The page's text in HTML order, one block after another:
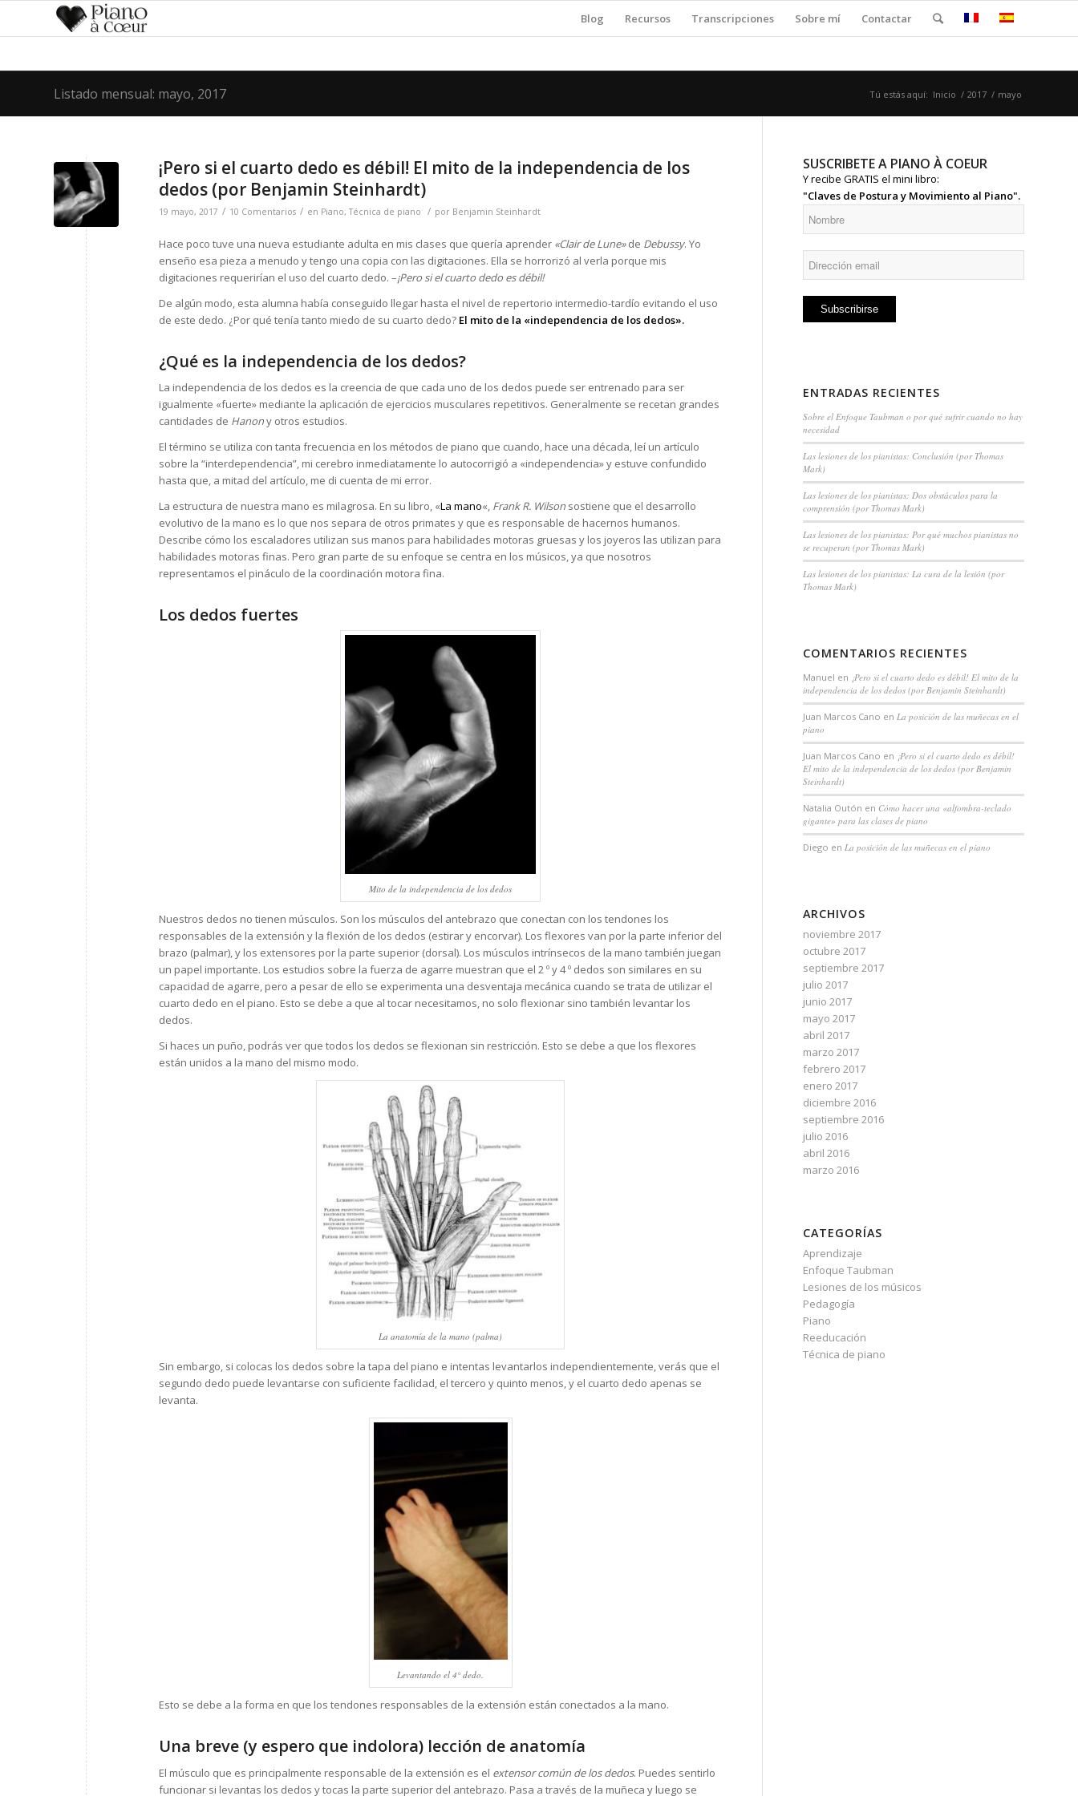
Blog Recursos Transcripciones Sobre mí Contactar
Listado mensual: mayo, 2017 Tú estás aquí: Inicio / 2017 / mayo
¡Pero si el cuarto dedo es débil! El mito de la independencia de los
dedos (por Benjamin Steinhardt)
19 mayo, 2017 / 10 Comentarios / en Piano,Técnica de piano / por Benjamin Steinhardt
Hace poco tuve una nueva estudiante adulta en mis clases que quería aprender «Clair de Lune»de Debussy. Yo
enseño esa pieza a menudo y tengo una copia con las digitaciones. Ella se horrorizó al verla porque mis
digitaciones requerirían el uso del cuarto dedo. –¡Pero si el cuarto dedo es débil!
De algún modo, esta alumna había conseguido llegar hasta el nivel de repertorio intermedio-tardío evitando el uso
de este dedo. ¿Por qué tenía tanto miedo de su cuarto dedo? El mito de la «independencia de los dedos».
¿Qué es la independencia de los dedos?
La independencia de los dedos es la creencia de que cada uno de los dedos puede ser entrenado para ser
igualmente «fuerte» mediante la aplicación de ejercicios musculares repetitivos. Generalmente se recetan grandes
cantidades de Hanony otros estudios.
El término se utiliza con tanta frecuencia en los métodos de piano que cuando, hace una década, leí un artículo
sobre la “interdependencia”, mi cerebro inmediatamente lo autocorrigió a «independencia» y estuve confundido
hasta que, a mitad del artículo, me di cuenta de mi error.
La estructura de nuestra mano es milagrosa. En su libro, «La mano«, Frank R. Wilson sostiene que el desarrollo
evolutivo de la mano es lo que nos separa de otros primates y que es responsable de hacernos humanos.
Describe cómo los escaladores utilizan sus manos para habilidades motoras gruesas y los joyeros las utilizan para
habilidades motoras finas. Pero gran parte de su enfoque se centra en los músicos, ya que nosotros
representamos el pináculo de la coordinación motora fina.
Los dedos fuertes
Mito de la independencia de los dedos
Nuestros dedos no tienen músculos. Son los músculos del antebrazo que conectan con los tendones los
responsables de la extensión y la flexión de los dedos (estirar y encorvar). Los flexores van por la parte inferior del
brazo (palmar), y los extensores por la parte superior (dorsal). Los músculos intrínsecos de la mano también juegan
un papel importante. Los estudios sobre la fuerza de agarre muestran que el 2 º y 4 º dedos son similares en su
capacidad de agarre, pero a pesar de ello se experimenta una desventaja mecánica cuando se trata de utilizar el
cuarto dedo en el piano. Esto se debe a que al tocar necesitamos, no solo flexionar sino también levantar los
dedos.
Si haces un puño, podrás ver que todos los dedos se flexionan sin restricción. Esto se debe a que los flexores
están unidos a la mano del mismo modo.
La anatomía de la mano (palma)
Sin embargo, si colocas los dedos sobre la tapa del piano e intentas levantarlos independientemente, verás que el
segundo dedo puede levantarse con suficiente facilidad, el tercero y quinto menos, y el cuarto dedo apenas se
levanta.
Levantando el 4° dedo.
Esto se debe a la forma en que los tendones responsables de la extensión están conectados a la mano.
Una breve (y espero que indolora) lección de anatomía
El músculo que es principalmente responsable de la extensión es el extensor común de los dedos. Puedes sentirlo
funcionar si levantas los dedos y tocas la parte superior del antebrazo. Pasa a través de la muñeca y luego se
SUSCRIBETE A PIANO À COEUR
Y recibe GRATIS el mini libro:
"Claves de Postura y Movimiento al Piano".
ENTRADAS RECIENTES
Sobre el Enfoque Taubman o por qué sufrir cuando no hay
necesidad
Las lesiones de los pianistas: Conclusión (por Thomas
Mark)
Las lesiones de los pianistas: Dos obstáculos para la
comprensión (por Thomas Mark)
Las lesiones de los pianistas: Por qué muchos pianistas no
se recuperan (por Thomas Mark)
Las lesiones de los pianistas: La cura de la lesión (por
Thomas Mark)
COMENTARIOS RECIENTES
Manuel en ¡Pero si el cuarto dedo es débil! El mito de la
independencia de los dedos (por Benjamin Steinhardt)
Juan Marcos Cano enLa posición de las muñecas en el
piano
Juan Marcos Cano en ¡Pero si el cuarto dedo es débil!
El mito de la independencia de los dedos (por Benjamin
Steinhardt)
Natalia Outón en Cómo hacer una «alfombra-teclado
gigante» para las clases de piano
Diego enLa posición de las muñecas en el piano
ARCHIVOS
noviembre 2017
octubre 2017
septiembre 2017
julio 2017
junio 2017
mayo 2017
abril 2017
marzo 2017
febrero 2017
enero 2017
diciembre 2016
septiembre 2016
julio 2016
abril 2016
marzo 2016
CATEGORÍAS
Aprendizaje
Enfoque Taubman
Lesiones de los músicos
Pedagogía
Piano
Reeducación
Técnica de piano